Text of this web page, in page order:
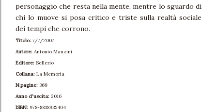
personaggio che resta nella mente, mentre lo sguardo di
chi lo muove si posa critico e triste sulla realtà sociale
dei tempi che corrono.
Titolo: 7/7/2007
Autore: Antonio Manzini
Editore: Sellerio
Collana: La Memoria
N.pagine: 369
Anno d'uscita: 2016
ISBN: 978-8838935404